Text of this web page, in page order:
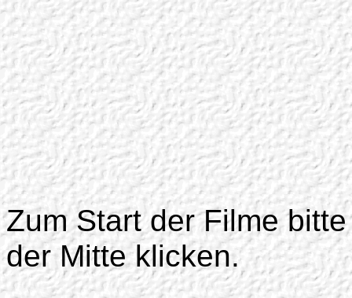
Zum Start der Filme
der Mitte klicken.